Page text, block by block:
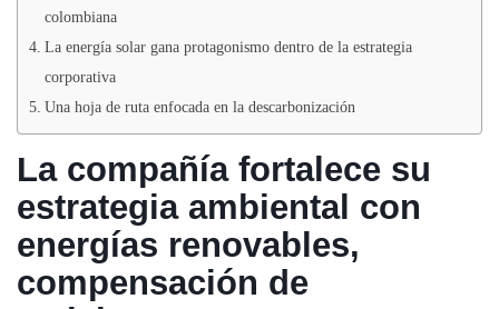
colombiana
La energía solar gana protagonismo dentro de la estrategia
corporativa
Una hoja de ruta enfocada en la descarbonización
La compañía fortalece su
estrategia ambiental con
energías renovables,
compensación de